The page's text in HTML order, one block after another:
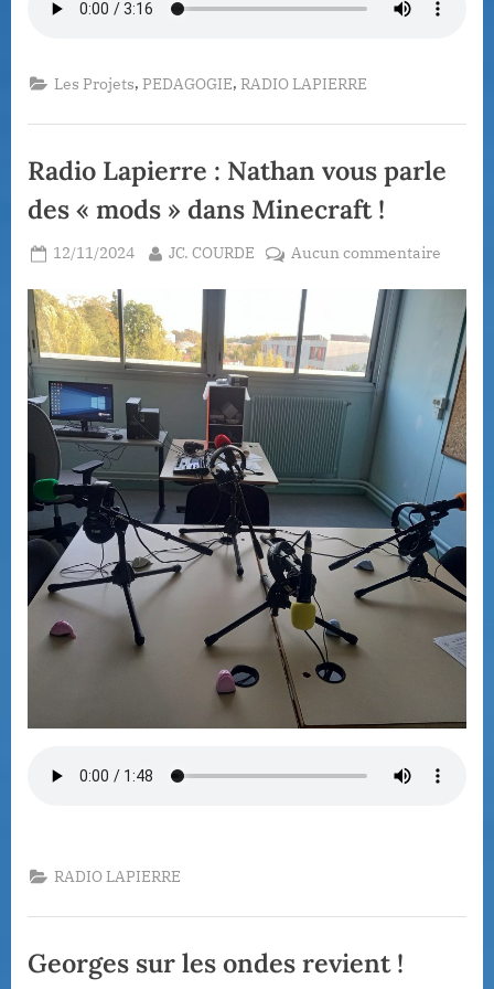
Les Projets,PEDAGOGIE,RADIO LAPIERRE
Radio Lapierre : Nathan vous parle
des « mods » dans Minecraft !
Posted
12/11/2024 By
JC. COURDE Aucun commentairesur
Nathan
vous
parle
des
« mods
dans
!
RADIO LAPIERRE
Georges sur les ondes revient !